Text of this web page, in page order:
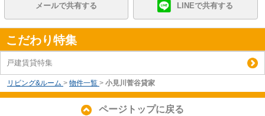
メールで共有する LINEで共有する
こだわり特集
戸建賃貸特集
リビング&ルーム > 物件一覧 > 小見川菅谷貸家
ページトップに戻る